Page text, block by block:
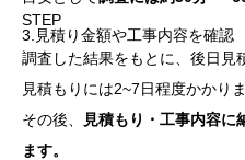
STEP
3.見積り金額や工事内容を確認
調査した結果をもとに、後日見
見積もりには2~7日程度かかりま
その後、
見積もり・工事内容に
ます。